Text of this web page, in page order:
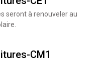
seront à renouveler au
CM1